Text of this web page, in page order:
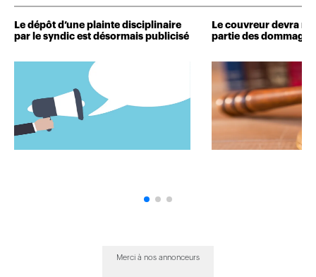
Le dépôt d’une plainte disciplinaire
par le syndic est désormais publicisé
Le couvreur devra
partie des dommages
Merci à nos annonceurs